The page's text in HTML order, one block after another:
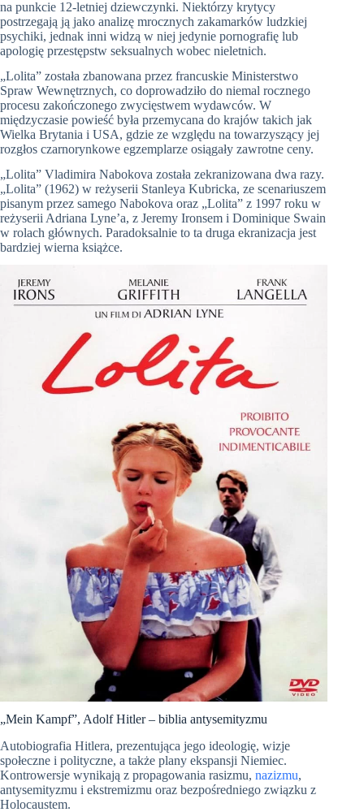
na punkcie 12-letniej dziewczynki. Niektórzy krytycy
postrzegają ją jako analizę mrocznych zakamarków ludzkiej
psychiki, jednak inni widzą w niej jedynie pornografię lub
apologię przestępstw seksualnych wobec nieletnich.
„Lolita” została zbanowana przez francuskie Ministerstwo
Spraw Wewnętrznych, co doprowadziło do niemal rocznego
procesu zakończonego zwycięstwem wydawców. W
międzyczasie powieść była przemycana do krajów takich jak
Wielka Brytania i USA, gdzie ze względu na towarzyszący jej
rozgłos czarnorynkowe egzemplarze osiągały zawrotne ceny.
„Lolita” Vladimira Nabokova została zekranizowana dwa razy.
„Lolita” (1962) w reżyserii Stanleya Kubricka, ze scenariuszem
pisanym przez samego Nabokova oraz „Lolita” z 1997 roku w
reżyserii Adriana Lyne’a, z Jeremy Ironsem i Dominique Swain
w rolach głównych. Paradoksalnie to ta druga ekranizacja jest
bardziej wierna książce.
„Mein Kampf”, Adolf Hitler – biblia antysemityzmu
Autobiografia Hitlera, prezentująca jego ideologię, wizje
społeczne i polityczne, a także plany ekspansji Niemiec.
Kontrowersje wynikają z propagowania rasizmu, nazizmu,
antysemityzmu i ekstremizmu oraz bezpośredniego związku z
Holocaustem.